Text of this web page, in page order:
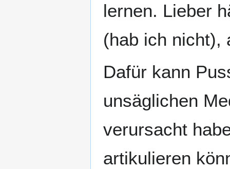
lernen. Lieber
(hab ich nicht),
Dafür kann
unsäglichen
verursacht
artikulieren